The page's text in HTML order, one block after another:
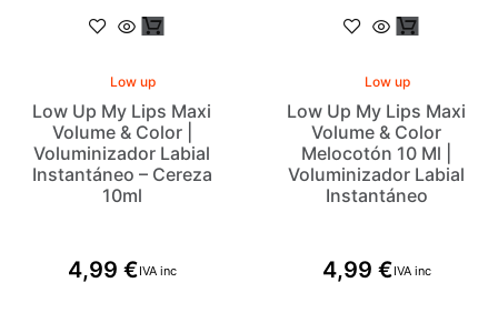
Low up
Low Up My Lips Maxi
Volume & Color |
Voluminizador Labial
Instantáneo – Cereza
10ml
4,99 €IVA inc
Low up
Low Up My Lips Maxi
Volume & Color
Melocotón 10 Ml |
Voluminizador Labial
Instantáneo
4,99 €IVA inc